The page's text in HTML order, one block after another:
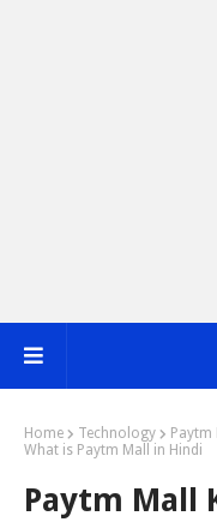
Home Technology
Paytm
What is Paytm Mall in Hindi
Paytm Mall